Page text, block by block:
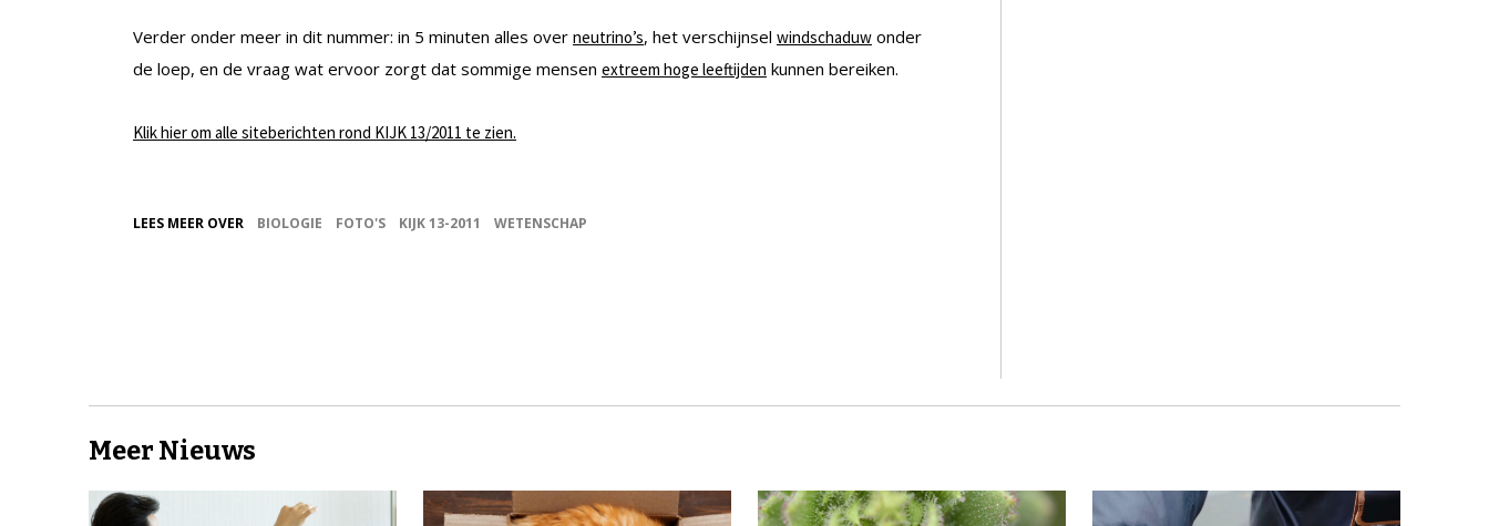
Verder onder meer in dit nummer: in 5 minuten alles over neutrino’s, het verschijnsel windschaduw onder
de loep, en de vraag wat ervoor zorgt dat sommige mensen extreem hoge leeftijden kunnen bereiken.
Klik hier om alle siteberichten rond KIJK 13/2011 te zien.
LEES MEER OVER BIOLOGIE FOTO'S KIJK 13-2011 WETENSCHAP
Meer Nieuws